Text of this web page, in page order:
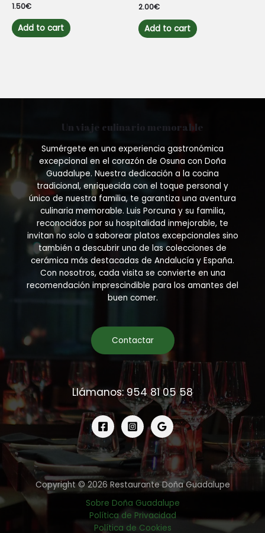
Rated
0
out
of
5
1.50€
Add to cart
Rated
out
of
5
2.00€
Add to cart
Un viaje culinario memorable
Sumérgete en una experiencia gastronómica
excepcional en el corazón de Osuna con Doña
Guadalupe. Nuestra dedicación a la cocina
tradicional, enriquecida con el toque personal y
único de nuestra familia, te garantiza una aventura
culinaria memorable. Luis Porcuna y su familia,
reconocidos por su hospitalidad inmejorable, te
invitan no solo a saborear platos excepcionales sino
también a descubrir una de las colecciones de
cerámica más destacadas de Andalucía y España.
Con nosotros, cada visita se convierte en una
recomendación imprescindible para los amantes del
buen comer.
Contactar
Llámanos: 954 81 05 58
Copyright © 2026 Restaurante Doña Guadalupe
Sobre Doña Guadalupe
Política de Privacidad
Política de Cookies